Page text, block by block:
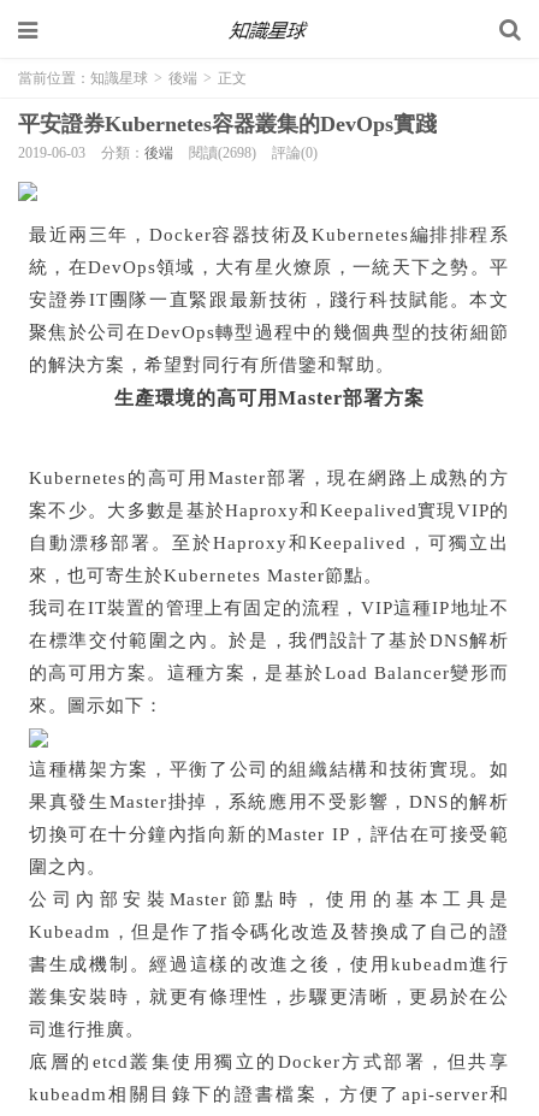
當前位置： 知識星球 > 後端 > 正文
平安證券Kubernetes容器叢集的DevOps實踐
2019-06-03 分類： 後端 閱讀(2698) 評論(0)
最近兩三年，Docker容器技術及Kubernetes編排排程系
統，在DevOps領域，大有星火燎原，一統天下之勢。平
安證券IT團隊一直緊跟最新技術，踐行科技賦能。本文
聚焦於公司在DevOps轉型過程中的幾個典型的技術細節
的解決方案，希望對同行有所借鑒和幫助。
生產環境的高可用Master部署方案
Kubernetes的高可用Master部署，現在網路上成熟的方
案不少。大多數是基於Haproxy和Keepalived實現VIP的
自動漂移部署。至於Haproxy和Keepalived，可獨立出
來，也可寄生於Kubernetes Master節點。
我司在IT裝置的管理上有固定的流程，VIP這種IP地址不
在標準交付範圍之內。於是，我們設計了基於DNS解析
的高可用方案。這種方案，是基於Load Balancer變形而
來。圖示如下：
這種構架方案，平衡了公司的組織結構和技術實現。如
果真發生Master掛掉，系統應用不受影響，DNS的解析
切換可在十分鐘內指向新的Master IP，評估在可接受範
圍之內。
公司內部安裝Master節點時，使用的基本工具是
Kubeadm，但是作了指令碼化改造及替換成了自己的證
書生成機制。經過這樣的改進之後，使用kubeadm進行
叢集安裝時，就更有條理性，步驟更清晰，更易於在公
司進行推廣。
底層的etcd叢集使用獨立的Docker方式部署，但共享
kubeadm相關目錄下的證書檔案，方便了api-server和